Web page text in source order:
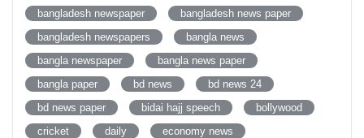
bangladesh newspaper
bangladesh news paper
bangladesh newspapers
bangla news
bangla newspaper
bangla news paper
bangla paper
bd news
bd news 24
bd news paper
bidai hajj speech
bollywood
cricket
daily
economy news